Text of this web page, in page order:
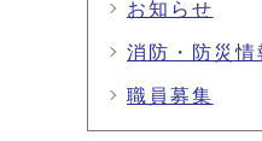
お知らせ
消防・防災情
職員募集